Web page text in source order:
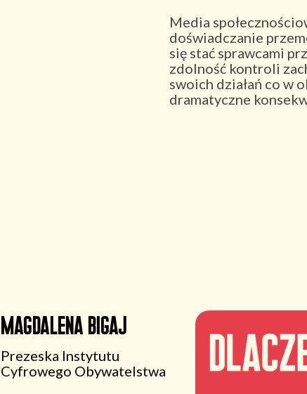
Media
doświadczanie
się stać sprawcami
zdolność kontroli
swoich działań co w
dramatyczne
Magdalena Bigaj
Prezeska Instytutu
Cyfrowego Obywatelstwa